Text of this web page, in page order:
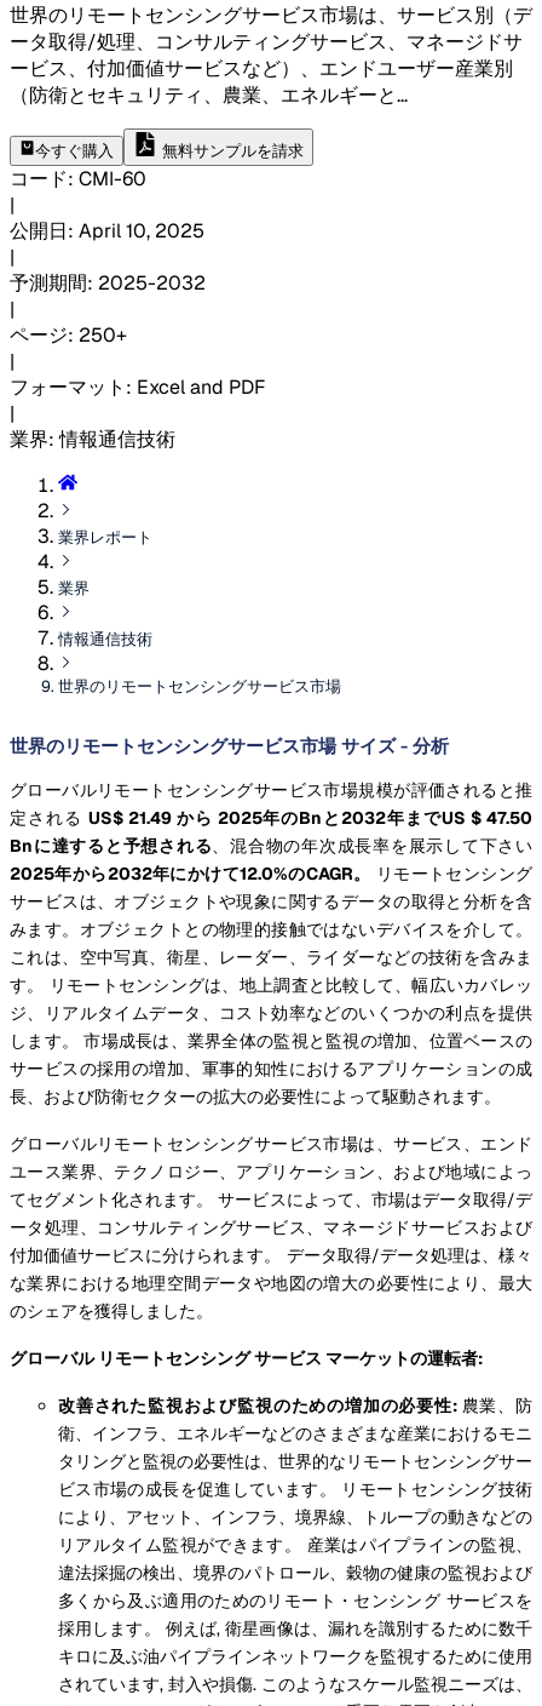
世界のリモートセンシングサービス市場は、サービス別（デ
ータ取得/処理、コンサルティングサービス、マネージドサ
ービス、付加価値サービスなど）、エンドユーザー産業別
（防衛とセキュリティ、農業、エネルギーと...
今すぐ購入 無料サンプルを請求
コード: CMI-60
|
公開日: April 10, 2025
|
予測期間: 2025-2032
|
ページ: 250+
|
フォーマット : Excel and PDF
|
業界: 情報通信技術
業界レポート
業界
情報通信技術
世界のリモートセンシングサービス市場
世界のリモートセンシングサービス市場 サイズ - 分析
グローバルリモートセンシングサービス市場規模が評価されると推
定される US$ 21.49 から 2025年のBnと2032年までUS $ 47.50
Bnに達すると予想される、混合物の年次成長率を展示して下さい
2025年から2032年にかけて12.0%のCAGR。
リモートセンシング
サービスは、オブジェクトや現象に関するデータの取得と分析を含
みます。オブジェクトとの物理的接触ではないデバイスを介して。
これは、空中写真、衛星、レーダー、ライダーなどの技術を含みま
す。 リモートセンシングは、地上調査と比較して、幅広いカバレッ
ジ、リアルタイムデータ、コスト効率などのいくつかの利点を提供
します。 市場成長は、業界全体の監視と監視の増加、位置ベースの
サービスの採用の増加、軍事的知性におけるアプリケーションの成
長、および防衛セクターの拡大の必要性によって駆動されます。
グローバルリモートセンシングサービス市場は、サービス、エンド
ユース業界、テクノロジー、アプリケーション、および地域によっ
てセグメント化されます。 サービスによって、市場はデータ取得/デ
ータ処理、コンサルティングサービス、マネージドサービスおよび
付加価値サービスに分けられます。 データ取得/データ処理は、様々
な業界における地理空間データや地図の増大の必要性により、最大
のシェアを獲得しました。
グローバル リモートセンシングサービス マーケットの運転者:
改善された監視および監視のための増加の必要性: 農業、防
衛、インフラ、エネルギーなどのさまざまな産業におけるモニ
タリングと監視の必要性は、世界的なリモートセンシングサー
ビス市場の成長を促進しています。 リモートセンシング技術
により、アセット、インフラ、境界線、トループの動きなどの
リアルタイム監視ができます。 産業はパイプラインの監視、
違法採掘の検出、境界のパトロール、穀物の健康の監視および
多くから及ぶ適用のためのリモート・センシング サービスを
採用します。 例えば, 衛星画像は、漏れを識別するために数千
キロに及ぶ油パイプラインネットワークを監視するために使用
されています, 封入や損傷. このようなスケール監視ニーズは、